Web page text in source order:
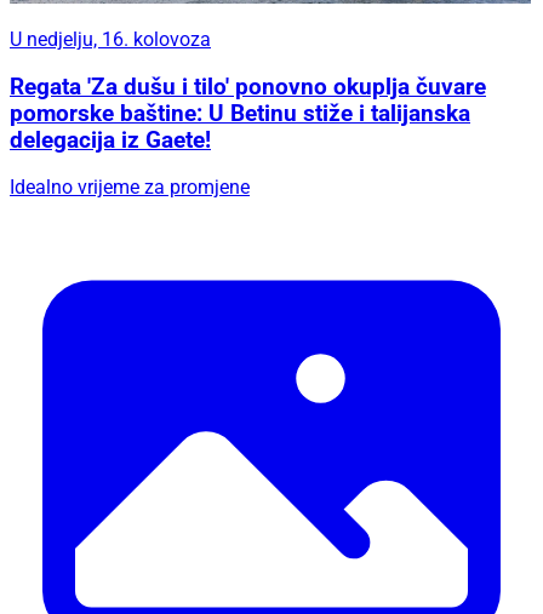
U nedjelju, 16. kolovoza
Regata 'Za dušu i tilo' ponovno okuplja čuvare
pomorske baštine: U Betinu stiže i talijanska
delegacija iz Gaete!
Idealno vrijeme za promjene